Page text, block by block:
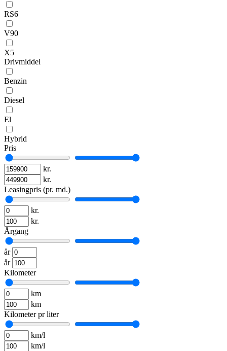
RS6
V90
X5
Drivmiddel
Benzin
Diesel
El
Hybrid
Pris
kr.
kr.
Leasingpris (pr. md.)
kr.
kr.
Årgang
år
år
Kilometer
km
km
Kilometer pr liter
km/l
km/l